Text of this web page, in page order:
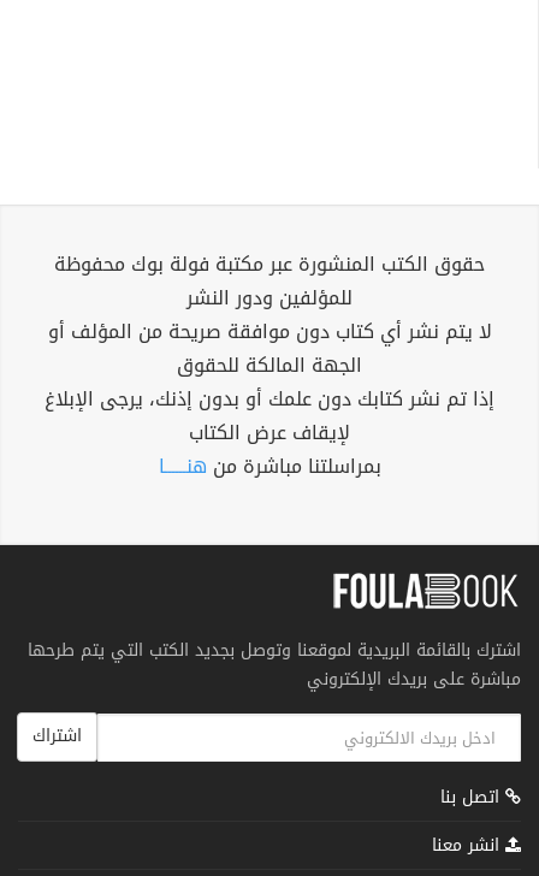
حقوق الكتب المنشورة عبر مكتبة فولة بوك محفوظة
للمؤلفين ودور النشر
لا يتم نشر أي كتاب دون موافقة صريحة من المؤلف أو
الجهة المالكة للحقوق
إذا تم نشر كتابك دون علمك أو بدون إذنك، يرجى الإبلاغ
لإيقاف عرض الكتاب
بمراسلتنا مباشرة من هنــــــا
اشترك بالقائمة البريدية لموقعنا وتوصل بجديد الكتب التي يتم طرحها
مباشرة على بريدك الإلكتروني
اشتراك
اتصل بنا
انشر معنا